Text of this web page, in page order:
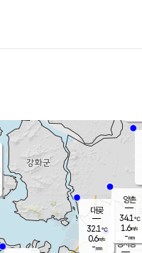
경서동
대곶
32.1℃
0.6m/s
-mm
양촌
34.1℃
1.6m/s
-mm